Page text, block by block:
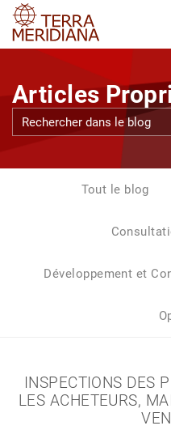
Articles
Tout le blog
Développement et
INSPECTIONS DES
LES ACHETEURS,